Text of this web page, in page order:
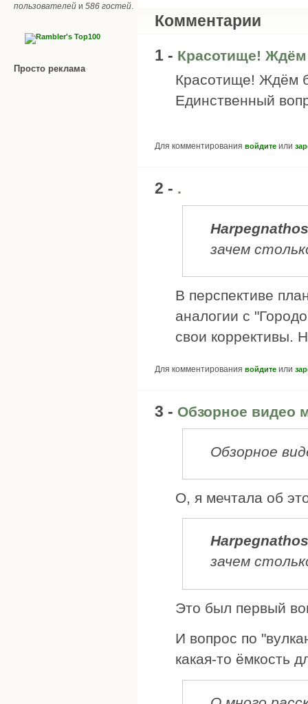
пользователей и 586 гостей
Просто реклама
Комментарии
1 - Красотище! Ждём
Красотище! Ждём
Единственный
Для комментирования войдите или
2 - .
Harpegnathos
зачем
В перспективе
аналогии с
свои коррективы.
Для комментирования войдите или
3 - Обзорное видео
Обзорное
О, я мечтала об
Harpegnathos
зачем
Это был первый
И вопрос по
какая-то ёмкость